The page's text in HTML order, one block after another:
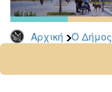
Αρχική Ο Δήμος
Αρχείο
2026
2024